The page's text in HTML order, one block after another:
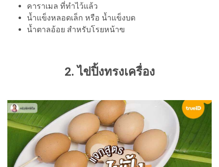
คาราเมล ที่ทำไว้แล้ว
น้ำแข็งหลอดเล็ก หรือ น้ำแข็งบด
น้ำตาลอ้อย สำหรับโรยหน้าฃ
2. ไข่ปิ้งทรงเครื่อง